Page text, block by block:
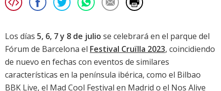
Los días 5, 6, 7 y 8 de julio se celebrará en el parque del
Fórum de Barcelona el Festival Cruïlla 2023, coincidiendo
de nuevo en fechas con eventos de similares
características en la península ibérica, como el Bilbao
BBK Live, el Mad Cool Festival en Madrid o el Nos Alive